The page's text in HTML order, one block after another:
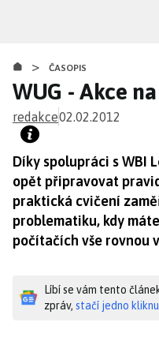
obsahu
> ČASOPIS
WUG - Akce
redakce02.02.2012
Díky spolupráci s WBI
opět připravovat
praktická cvičení
problematiku, kdy
počítačích vše rovnou
Líbí se vám tento
zpráv, stačí jedno